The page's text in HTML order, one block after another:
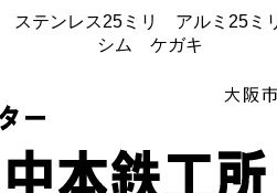
ステンレス25ミリ アルミ
シム ケガキ